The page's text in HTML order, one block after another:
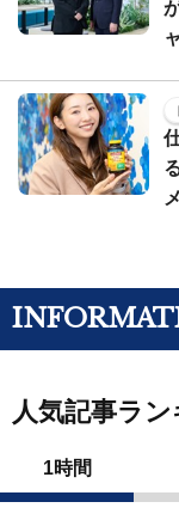
人気記事ラ
1時間